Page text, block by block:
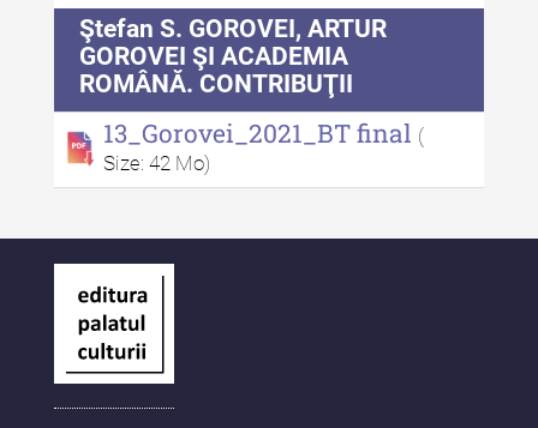
Ştefan S. GOROVEI, ARTUR
GOROVEI ŞI ACADEMIA
ROMÂNĂ. CONTRIBUŢII
13_Gorovei_2021_BT final (
Size: 42 Mo)